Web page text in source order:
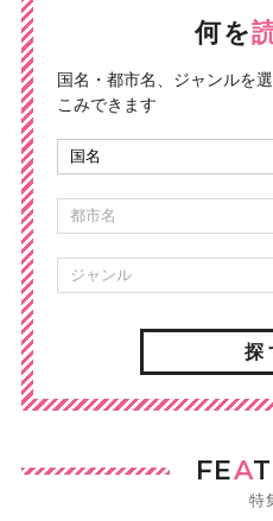
何を
国名・都市名、ジャンルを
こみできます
探
FEA
特